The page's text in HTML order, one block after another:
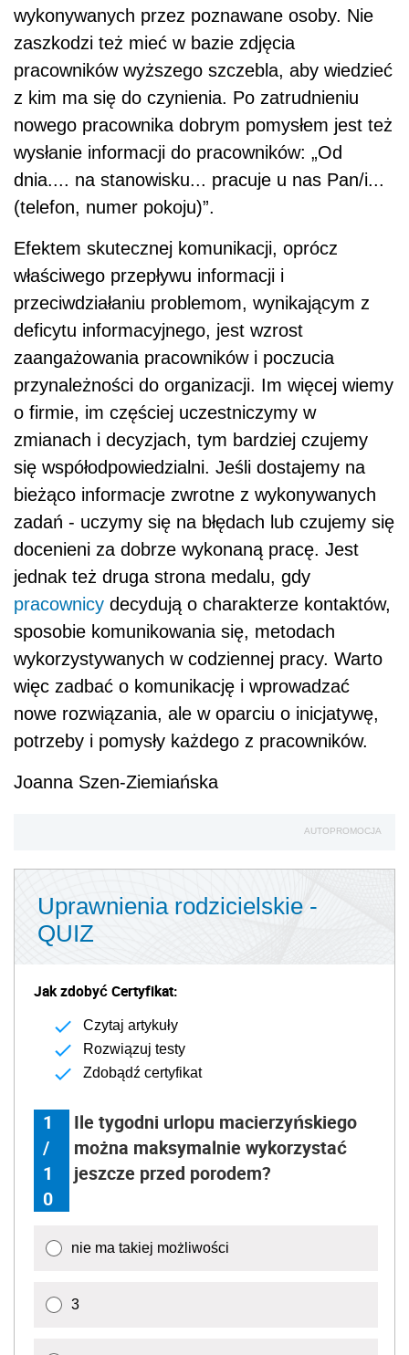
wykonywanych przez poznawane osoby. Nie
zaszkodzi też mieć w bazie zdjęcia
pracowników wyższego szczebla, aby wiedzieć
z kim ma się do czynienia. Po zatrudnieniu
nowego pracownika dobrym pomysłem jest też
wysłanie informacji do pracowników: „Od
dnia.... na stanowisku... pracuje u nas Pan/i...
(telefon, numer pokoju)”.
Efektem skutecznej komunikacji, oprócz
właściwego przepływu informacji i
przeciwdziałaniu problemom, wynikającym z
deficytu informacyjnego, jest wzrost
zaangażowania pracowników i poczucia
przynależności do organizacji. Im więcej wiemy
o firmie, im częściej uczestniczymy w
zmianach i decyzjach, tym bardziej czujemy
się współodpowiedzialni. Jeśli dostajemy na
bieżąco informacje zwrotne z wykonywanych
zadań - uczymy się na błędach lub czujemy się
docenieni za dobrze wykonaną pracę. Jest
jednak też druga strona medalu, gdy
pracownicy decydują o charakterze kontaktów,
sposobie komunikowania się, metodach
wykorzystywanych w codziennej pracy. Warto
więc zadbać o komunikację i wprowadzać
nowe rozwiązania, ale w oparciu o inicjatywę,
potrzeby i pomysły każdego z pracowników.
Joanna Szen-Ziemiańska
AUTOPROMOCJA
Uprawnienia rodzicielskie -
QUIZ
Jak zdobyć Certyfikat:
Czytaj artykuły
Rozwiązuj testy
Zdobądź certyfikat
1
/
1
0
Ile tygodni urlopu macierzyńskiego
można maksymalnie wykorzystać
jeszcze przed porodem?
nie ma takiej możliwości
3